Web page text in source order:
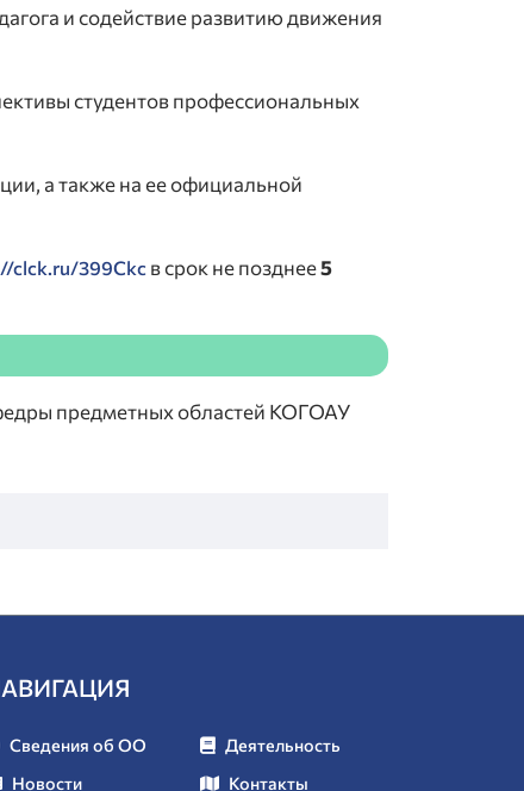
и содействие развитию движения
студентов профессиональных
а также на ее официальной
clck.ru/399Ckc в срок не позднее5
предметных областей КОГОАУ
Сведения об ОО
Новости
Деятельность
Контакты